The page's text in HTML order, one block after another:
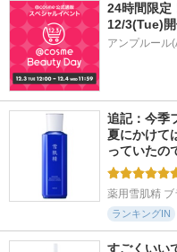
24時間限
12/3(Tue)
アンプルール
追記：今季
夏にかけて
っていたの
薬用雪肌精
ランキングIN
すごくいい